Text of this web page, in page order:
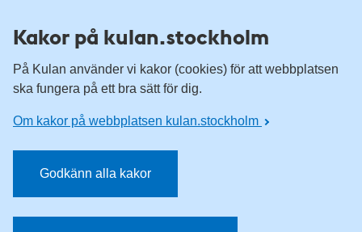
Kakor på kulan.stockholm
På Kulan använder vi kakor (cookies) för att webbplatsen
ska fungera på ett bra sätt för dig.
Om kakor på webbplatsen kulan.stockholm
Godkänn alla kakor